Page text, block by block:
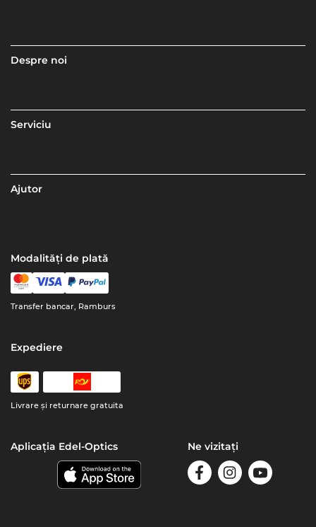
Despre noi
Serviciu
Ajutor
Modalități de plată
Transfer bancar, Ramburs
Expediere
Livrare şi returnare gratuita
Aplicația Edel-Optics Ne vizitați